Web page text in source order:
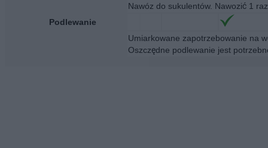
Nawóz do sukulentów. Nawozić 1
Podlewanie
Umiarkowane zapotrzebowanie na
Oszczędne podlewanie jest